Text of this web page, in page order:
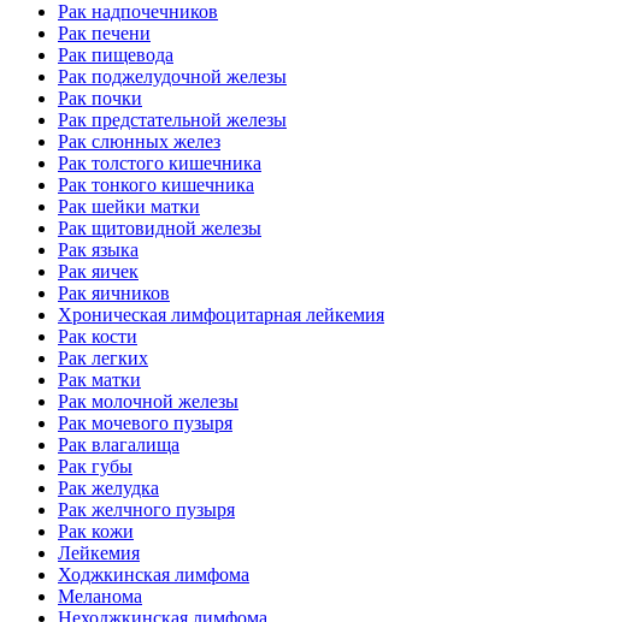
Рак надпочечников
Рак печени
Рак пищевода
Рак поджелудочной железы
Рак почки
Рак предстательной железы
Рак слюнных желез
Рак толстого кишечника
Рак тонкого кишечника
Рак шейки матки
Рак щитовидной железы
Рак языка
Рак яичек
Рак яичников
Хроническая лимфоцитарная лейкемия
Рак кости
Рак легких
Рак матки
Рак молочной железы
Рак мочевого пузыря
Рак влагалища
Рак губы
Рак желудка
Рак желчного пузыря
Рак кожи
Лейкемия
Ходжкинская лимфома
Меланома